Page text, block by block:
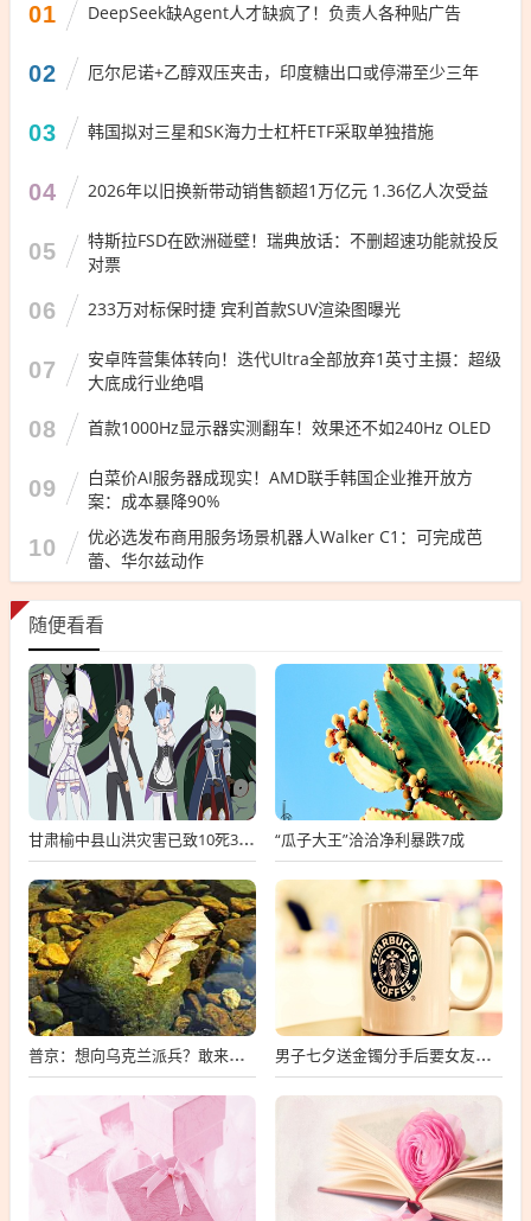
01 DeepSeek缺Agent人才缺疯了！负责人各种贴广告
02 厄尔尼诺+乙醇双压夹击，印度糖出口或停滞至少三年
03 韩国拟对三星和SK海力士杠杆ETF采取单独措施
04 2026年以旧换新带动销售额超1万亿元 1.36亿人次受益
05
特斯拉FSD在欧洲碰壁！瑞典放话：不删超速功能就投反
对票
06 233万对标保时捷 宾利首款SUV渲染图曝光
07
安卓阵营集体转向！迭代Ultra全部放弃1英寸主摄：超级
大底成行业绝唱
08 首款1000Hz显示器实测翻车！效果还不如240Hz OLED
09
白菜价AI服务器成现实！AMD联手韩国企业推开放方
案：成本暴降90%
10
优必选发布商用服务场景机器人Walker C1：可完成芭
蕾、华尔兹动作
随便看看
甘肃榆中县山洪灾害已致10死33失联 “瓜子大王”洽洽净利暴跌7成
普京：想向乌克兰派兵？敢来就打，普京，敢派兵到乌克兰，将面临严厉反击 男子七夕送金镯分手后要女友还钱